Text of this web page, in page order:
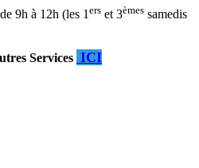
9h à 12h (les 1ers et 3èmes samedis
Services ICI